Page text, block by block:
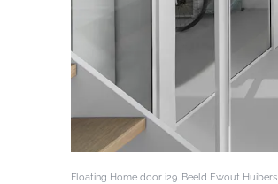
Floating Home door i29. Beeld Ewout Huibers